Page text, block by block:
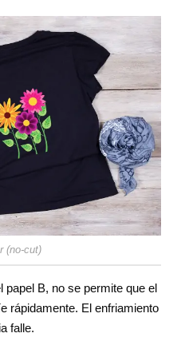
(no-cut)
papel B, no se permite que el
rápidamente. El enfriamiento
falle.